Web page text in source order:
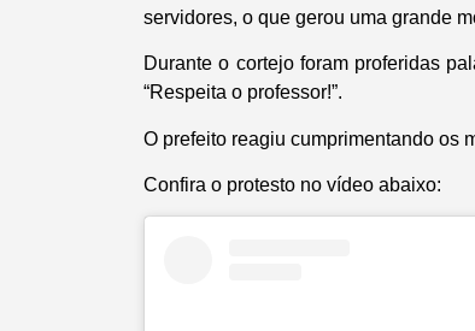
servidores, o que gerou uma grande
Durante o cortejo foram proferidas
“Respeita o professor!”.
O prefeito reagiu cumprimentando os
Confira o protesto no vídeo abaixo: